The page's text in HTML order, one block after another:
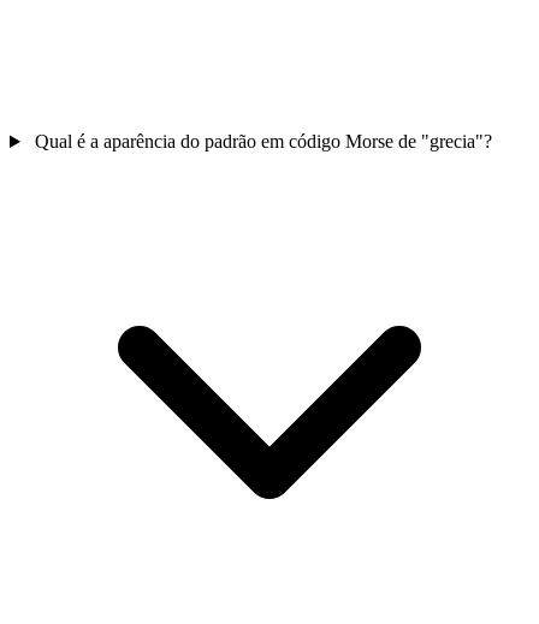
Qual é a aparência do padrão em código Morse de "grecia"?